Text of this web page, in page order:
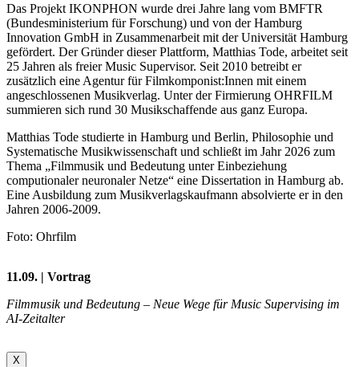
Das Projekt IKONPHON wurde drei Jahre lang vom BMFTR
(Bundesministerium für Forschung) und von der Hamburg
Innovation GmbH in Zusammenarbeit mit der Universität Hamburg
gefördert. Der Gründer dieser Plattform, Matthias Tode, arbeitet seit
25 Jahren als freier Music Supervisor. Seit 2010 betreibt er
zusätzlich eine Agentur für Filmkomponist:Innen mit einem
angeschlossenen Musikverlag. Unter der Firmierung OHRFILM
summieren sich rund 30 Musikschaffende aus ganz Europa.
Matthias Tode studierte in Hamburg und Berlin, Philosophie und
Systematische Musikwissenschaft und schließt im Jahr 2026 zum
Thema „Filmmusik und Bedeutung unter Einbeziehung
computionaler neuronaler Netze“ eine Dissertation in Hamburg ab.
Eine Ausbildung zum Musikverlagskaufmann absolvierte er in den
Jahren 2006-2009.
Foto: Ohrfilm
11.09. | Vortrag
Filmmusik und Bedeutung – Neue Wege für Music Supervising im
AI-Zeitalter
X